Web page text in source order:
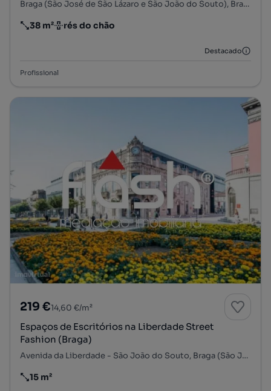
Braga (São José de São Lázaro e São João do Souto), Braga, Braga
Preço por metro quadrado
38 m²
Andar rés do chão
Destacado
Profissional
219 €14,60 €/m²
Espaços de Escritórios na Liberdade Street
Fashion (Braga)
Avenida da Liberdade - São João do Souto, Braga (São José de São Lázaro e São João do Souto), Braga, Braga
Preço por metro quadrado
15 m²